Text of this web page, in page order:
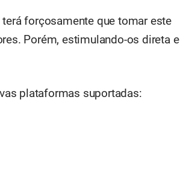
forçosamente que tomar este
Porém, estimulando-os direta e
plataformas suportadas: